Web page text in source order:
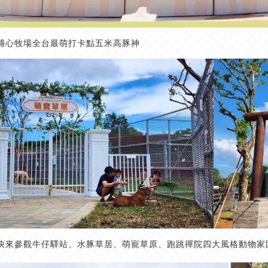
牧場全台最萌打卡點五米高豚神
參觀牛仔驛站、水豚草居、萌寵草原、跑跳禪院四大風格動物家